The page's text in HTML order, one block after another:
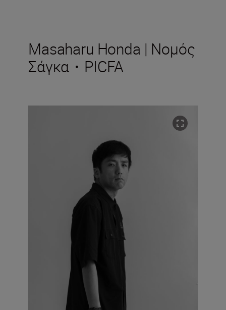
Masaharu Honda | Νομός
Σάγκα・PICFA